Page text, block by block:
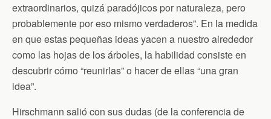
extraordinarios, quizá paradójicos por naturaleza, pero
probablemente por eso mismo verdaderos”. En la medida
en que estas pequeñas ideas yacen a nuestro alrededor
como las hojas de los árboles, la habilidad consiste en
descubrir cómo “reunirlas” o hacer de ellas “una gran
idea”.
Hirschmann salió con sus dudas (de la conferencia de